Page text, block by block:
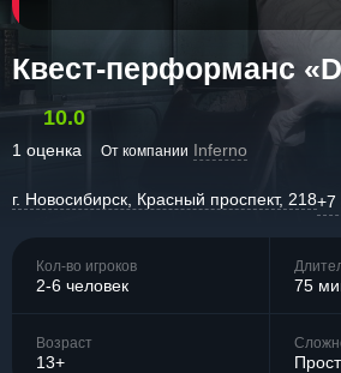
Квест-перформанс
10.0
1 оценка От компании Inferno
г. Новосибирск, Красный проспект, 218+7
Кол-во игроков
2-6 человек 75
Возраст
13+